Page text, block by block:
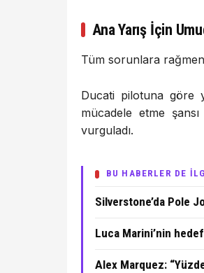
Ana Yarış İçin
Tüm sorunlara
Ducati pilotuna göre
mücadele etme
vurguladı.
BU HABERLER DE
Silverstone’da Pole
Luca Marini’nin
Alex Marquez: